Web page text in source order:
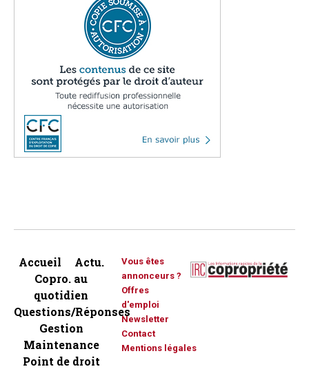
Accueil
Actu.
Copro. au
quotidien
Questions/Réponses
Gestion
Maintenance
Point de droit
Vous êtes
annonceurs ?
Offres
d'emploi
Newsletter
Contact
Mentions légales